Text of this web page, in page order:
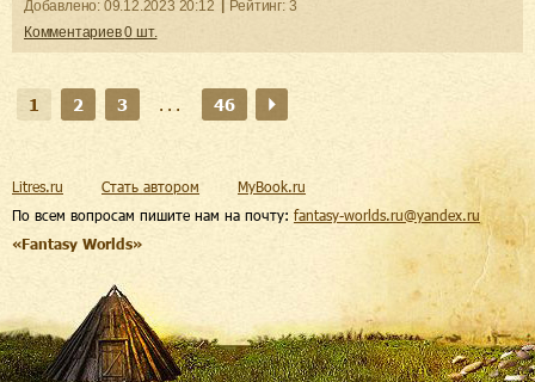
Добавленo: 09.12.2023 20:12 Рейтинг: 3
Комментариев0 шт.
1 2 3 ... 46
По всем вопросам пишите нам на почту: fantasy-worlds.ru@yandex.ru
«Fantasy Worlds»
Litres.ru Стать автором MyBook.ru